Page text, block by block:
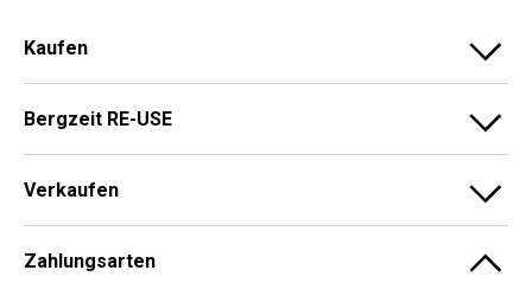
Kaufen
Bergzeit RE-USE
Verkaufen
Zahlungsarten